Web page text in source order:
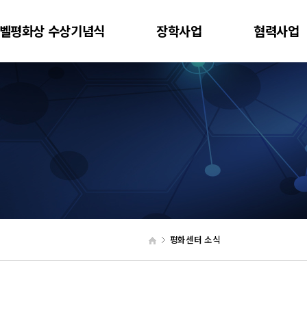
평화상 수상기념식 장학사업 협력사업
평화센터 소식